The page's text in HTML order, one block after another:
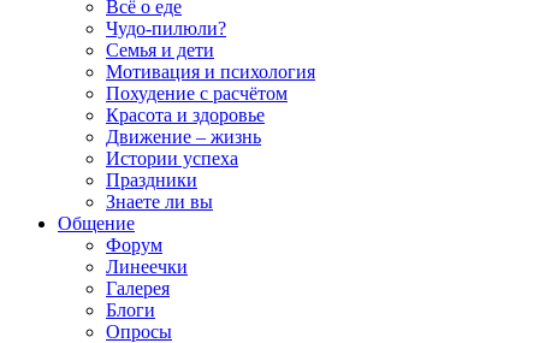
Всё о еде
Чудо-пилюли?
Семья и дети
Мотивация и психология
Похудение с расчётом
Красота и здоровье
Движение – жизнь
Истории успеха
Праздники
Знаете ли вы
Общение
Форум
Линеечки
Галерея
Блоги
Опросы